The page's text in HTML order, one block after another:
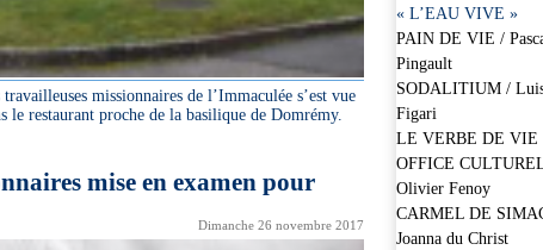
missionnaires de l’Immaculée s’est vue
le restaurant proche de la basilique de Domrémy.
mise en examen pour
Dimanche 26 novembre 2017
« L’EAU VIVE »
PAIN DE VIE /
Pingault
SODALITIUM /
Figari
LE VERBE DE VIE
OFFICE
Olivier Fenoy
CARMEL DE
Joanna du Christ